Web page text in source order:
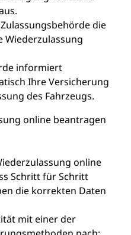
die
Wiederzulassung
informiert
Ihre Versicherung
des Fahrzeugs.
online beantragen
online
Schritt für Schritt
die korrekten Daten
mit einer der